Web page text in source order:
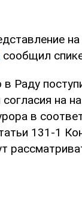
сообщил
Раду
на
в
131-1